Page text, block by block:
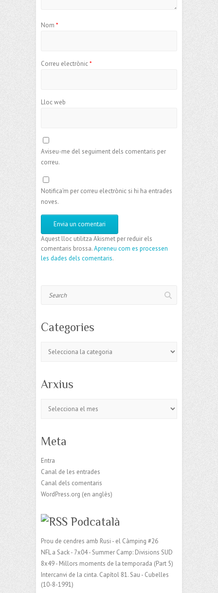
Nom *
Correu electrònic*
Lloc web
Aviseu-me del seguiment dels comentaris per
correu.
Notifica'm per correu electrònic si hi ha entrades
noves.
Aquest lloc utilitza Akismet per reduir els
comentaris brossa.Apreneu com es processen
les dades dels comentaris.
Categories
Arxius
Meta
Entra
Canal de les entrades
Canal dels comentaris
WordPress.org (en anglès)
Podcatalà
Prou de cendres amb Rusi - el Càmping #26
NFL a Sack - 7x04 - Summer Camp: Divisions SUD
8x49 - Millors moments de la temporada (Part 5)
Intercanvi de la cinta. Capítol 81. Sau - Cubelles
(10-8-1991)